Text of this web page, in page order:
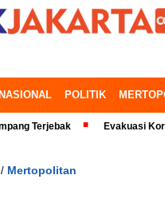
NASIONAL POLITIK
Evakuasi Korban,
/ Mertopolitan